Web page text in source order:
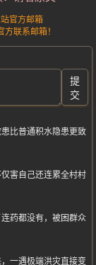
官方邮箱
联系邮箱！
提
交
比普通积水隐患更致
害自己还连累全村村
药都没有，被困群众
一遇极端洪灾直接变